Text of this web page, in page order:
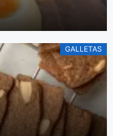
GALLETAS